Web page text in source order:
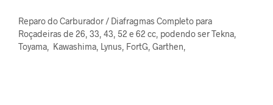
Reparo do Carburador / Diafragmas Completo para
Roçadeiras de 26, 33, 43, 52 e 62 cc, podendo ser Tekna,
Toyama, Kawashima, Lynus, FortG, Garthen,